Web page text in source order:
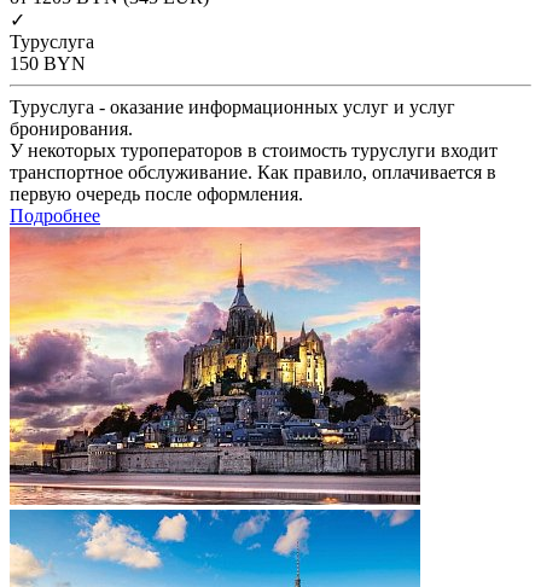
✓
Туруслуга
150 BYN
Туруслуга - оказание информационных услуг и услуг
бронирования.
У некоторых туроператоров в стоимость туруслуги входит
транспортное обслуживание. Как правило, оплачивается в
первую очередь после оформления.
Подробнее